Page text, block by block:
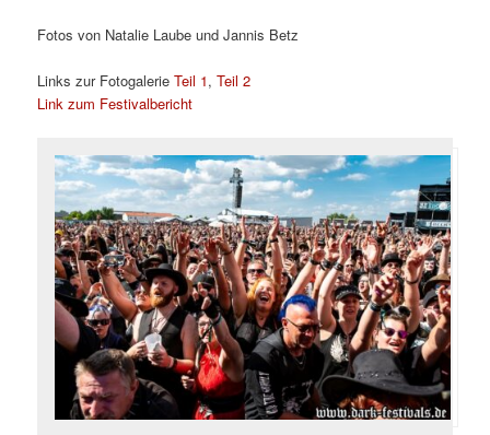
Fotos von Natalie Laube und Jannis Betz
Links zur FotogalerieTeil 1,Teil 2
Link zum Festivalbericht